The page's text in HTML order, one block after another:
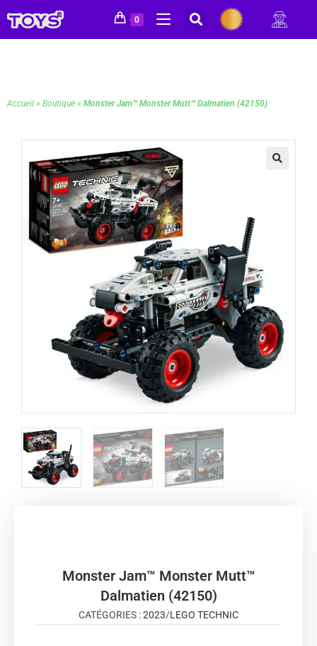
0
Accueil » Boutique » Monster Jam™ Monster Mutt™ Dalmatien (42150)
Monster Jam™ Monster Mutt™
Dalmatien (42150)
CATÉGORIES :2023/LEGO TECHNIC